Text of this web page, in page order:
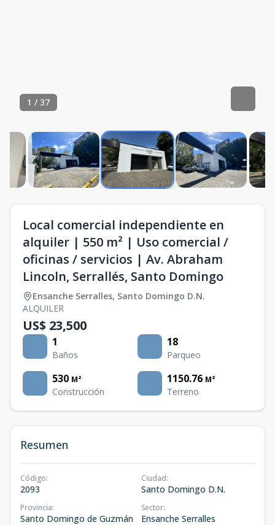
1 / 37
Local comercial independiente en
alquiler | 550 m² | Uso comercial /
oficinas / servicios | Av. Abraham
Lincoln, Serrallés, Santo Domingo
Ensanche Serralles, Santo Domingo D.N.
ALQUILER
US$ 23,500
1
Baños
18
Parqueo
530 M²
Construcción
1150.76 M²
Terreno
Resumen
Código:
2093
Ciudad:
Santo Domingo D.N.
Provincia:
Santo Domingo de Guzmán
Sector:
Ensanche Serralles